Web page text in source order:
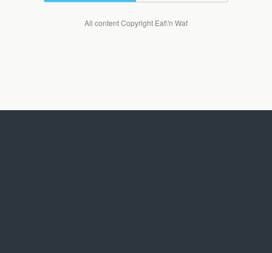
All content Copyright Eat\'n Waf